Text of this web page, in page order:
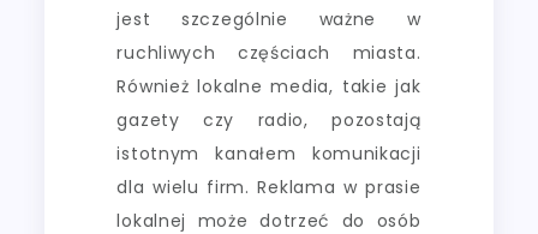
jest szczególnie ważne w
ruchliwych częściach miasta.
Również lokalne media, takie jak
gazety czy radio, pozostają
istotnym kanałem komunikacji
dla wielu firm. Reklama w prasie
lokalnej może dotrzeć do osób